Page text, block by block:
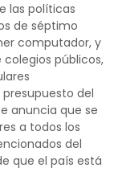
las políticas
de séptimo
computador, y
públicos,
presupuesto del
anuncia que se
a todos los
del
que el país está